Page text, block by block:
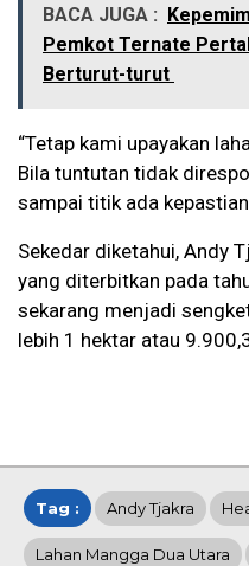
BACA JUGA :
Pemkot Ternate
Berturut-turut
“Tetap kami upayakan
Bila tuntutan tidak
sampai titik ada
Sekedar diketahui, Andy
yang diterbitkan pada
sekarang menjadi
lebih 1 hektar atau
Tag : Andy Tjakra
Lahan Mangga Dua Utara